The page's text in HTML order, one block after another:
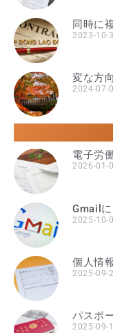
同時に
2023-10-
変な方
2024-07-
電子労
2026-01-
Gmail
2025-10-
個人情
2025-09-
パスポ
2025-09-